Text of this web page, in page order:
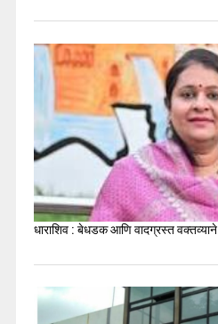
धाराशिव : बेधडक आणि वादग्रस्त